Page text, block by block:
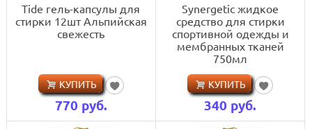
Tide гель-капсулы для
стирки 12шт Альпийская
свежесть
КУПИТЬ
770 руб.
Synergetic жидкое
средство для стирки
спортивной одежды и
мембранных тканей
750мл
КУПИТЬ
340 руб.